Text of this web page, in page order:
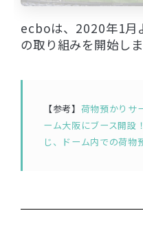
ecboは、2020年1月
の取り組みを開始しま
【参考】 荷物預かりサ
ーム大阪にブース開設
じ、ドーム内での荷物